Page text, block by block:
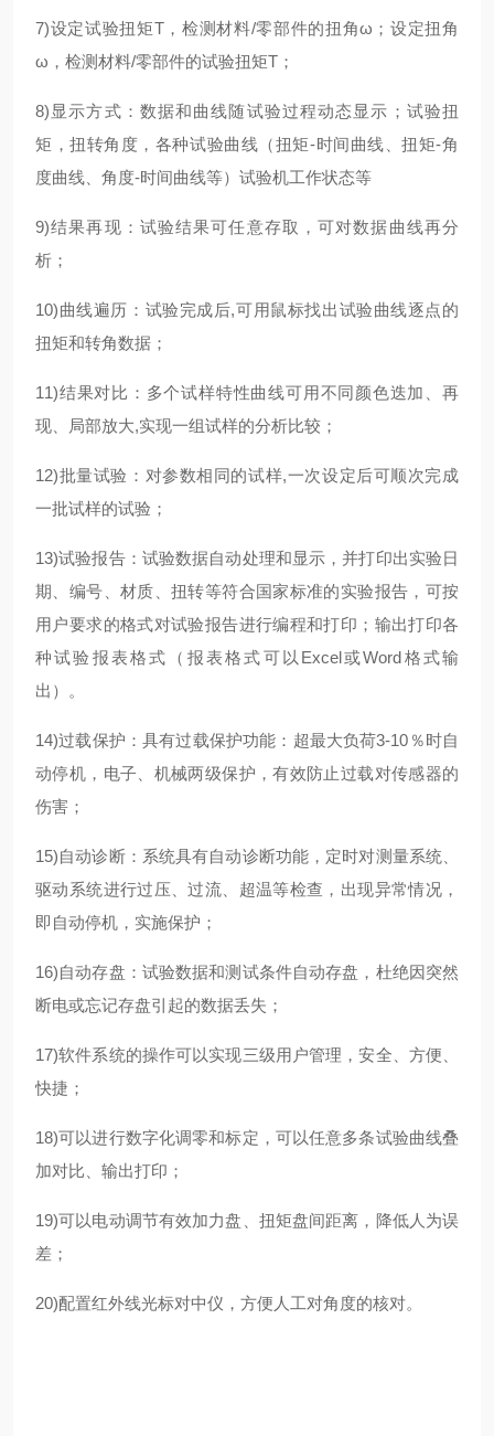
7)设定试验扭矩Τ，检测材料/零部件的扭角ω；设定扭角
ω，检测材料/零部件的试验扭矩Τ；
8)显示方式：数据和曲线随试验过程动态显示；试验扭
矩，扭转角度，各种试验曲线（扭矩-时间曲线、扭矩-角
度曲线、角度-时间曲线等）试验机工作状态等
9)结果再现：试验结果可任意存取，可对数据曲线再分
析；
10)曲线遍历：试验完成后,可用鼠标找出试验曲线逐点的
扭矩和转角数据；
11)结果对比：多个试样特性曲线可用不同颜色迭加、再
现、局部放大,实现一组试样的分析比较；
12)批量试验：对参数相同的试样,一次设定后可顺次完成
一批试样的试验；
13)试验报告：试验数据自动处理和显示，并打印出实验日
期、编号、材质、扭转等符合国家标准的实验报告，可按
用户要求的格式对试验报告进行编程和打印；输出打印各
种试验报表格式（报表格式可以Excel或Word格式输
出）。
14)过载保护：具有过载保护功能：超最大负荷3-10％时自
动停机，电子、机械两级保护，有效防止过载对传感器的
伤害；
15)自动诊断：系统具有自动诊断功能，定时对测量系统、
驱动系统进行过压、过流、超温等检查，出现异常情况，
即自动停机，实施保护；
16)自动存盘：试验数据和测试条件自动存盘，杜绝因突然
断电或忘记存盘引起的数据丢失；
17)软件系统的操作可以实现三级用户管理，安全、方便、
快捷；
18)可以进行数字化调零和标定，可以任意多条试验曲线叠
加对比、输出打印；
19)可以电动调节有效加力盘、扭矩盘间距离，降低人为误
差；
20)配置红外线光标对中仪，方便人工对角度的核对。